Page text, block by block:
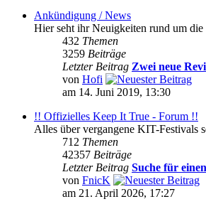
Ankündigung / News
Hier seht ihr Neuigkeiten rund um die
432 Themen
3259 Beiträge
Letzter Beitrag Zwei neue
von Hofi
am 14. Juni 2019, 13:30
!! Offizielles Keep It True - Forum !!
Alles über vergangene KIT-Festivals
712 Themen
42357 Beiträge
Letzter Beitrag Suche für
von FnicK
am 21. April 2026, 17:27